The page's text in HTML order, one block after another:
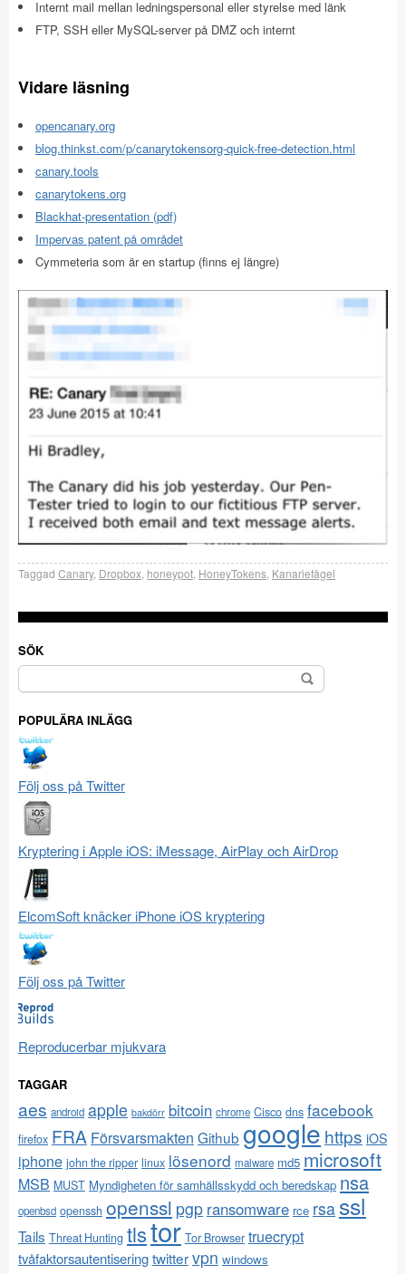
Internt mail mellan ledningspersonal eller styrelse med länk
FTP, SSH eller MySQL-server på DMZ och internt
Vidare läsning
opencanary.org
blog.thinkst.com/p/canarytokensorg-quick-free-detection.html
canary.tools
canarytokens.org
Blackhat-presentation (pdf)
Impervas patent på området
Cymmeteria som är en startup (finns ej längre)
Taggad Canary, Dropbox honeypot HoneyTokens Kanariefågel
SÖK
Sök
efter:
POPULÄRA INLÄGG
Följ oss på Twitter
Kryptering i Apple iOS: iMessage, AirPlay och AirDrop
ElcomSoft knäcker iPhone iOS kryptering
Följ oss på Twitter
Reproducerbar mjukvara
TAGGAR
aes android apple bakdörr bitcoin chrome Cisco dns facebook
firefox FRA Försvarsmakten Github google https iOS
iphone john the ripper linux lösenord malware md5 microsoft
MSB MUST Myndigheten för samhällsskydd och beredskap nsa
openbsd openssh openssl pgp ransomware rce rsa ssl
Tails Threat Hunting tlstor Tor Browser truecrypt
tvåfaktorsautentiseringtwittervpn windows